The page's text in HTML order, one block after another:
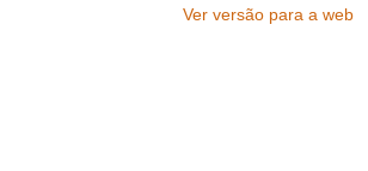
Ver versão para a web